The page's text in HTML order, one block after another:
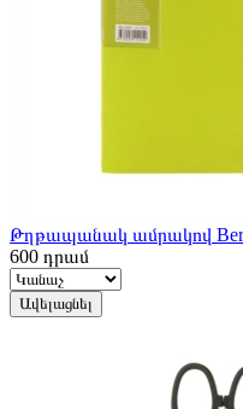
Թղթապանակ ամրակով
600 դրամ
Ավելացնել